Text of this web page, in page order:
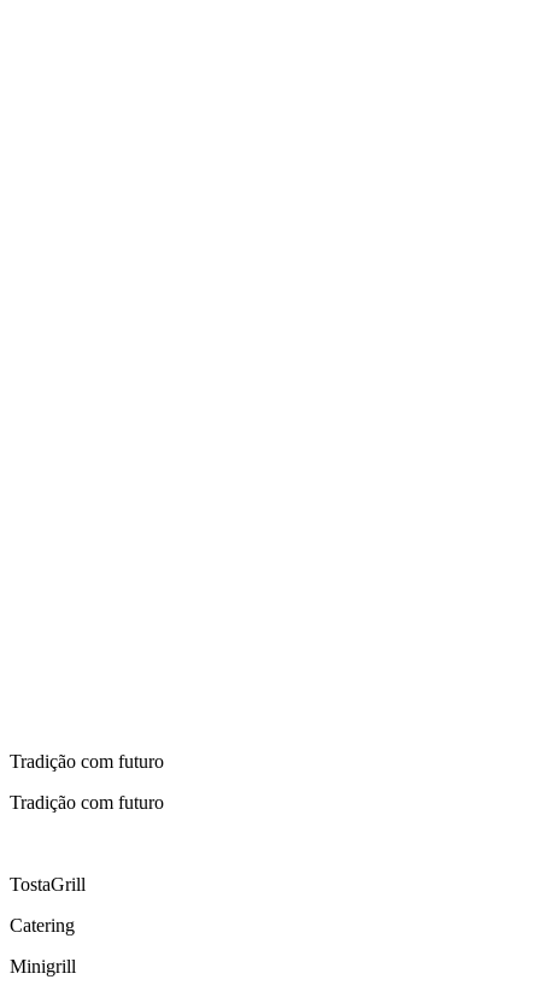
Tradição com futuro
Tradição com futuro
TostaGrill
Catering
Minigrill